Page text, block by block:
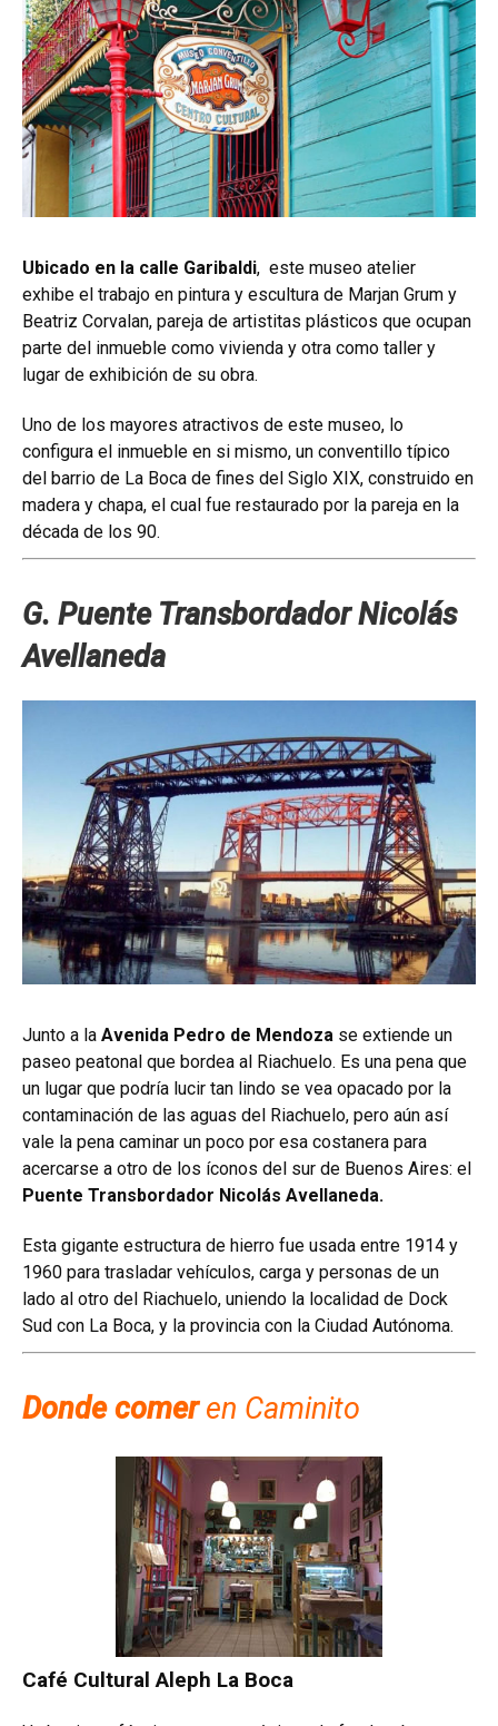
Ubicado en la calle Garibaldi, este museo atelier
exhibe el trabajo en pintura y escultura de Marjan Grum y
Beatriz Corvalan, pareja de artistitas plásticos que ocupan
parte del inmueble como vivienda y otra como taller y
lugar de exhibición de su obra.
Uno de los mayores atractivos de este museo, lo
configura el inmueble en si mismo, un conventillo típico
del barrio de La Boca de fines del Siglo XIX, construido en
madera y chapa, el cual fue restaurado por la pareja en la
década de los 90.
G. Puente Transbordador Nicolás
Avellaneda
Junto a la Avenida Pedro de Mendoza se extiende un
paseo peatonal que bordea al Riachuelo. Es una pena que
un lugar que podría lucir tan lindo se vea opacado por la
contaminación de las aguas del Riachuelo, pero aún así
vale la pena caminar un poco por esa costanera para
acercarse a otro de los íconos del sur de Buenos Aires: el
Puente Transbordador Nicolás Avellaneda.
Esta gigante estructura de hierro fue usada entre 1914 y
1960 para trasladar vehículos, carga y personas de un
lado al otro del Riachuelo, uniendo la localidad de Dock
Sud con La Boca, y la provincia con la Ciudad Autónoma.
Donde comeren Caminito
Café Cultural Aleph La Boca